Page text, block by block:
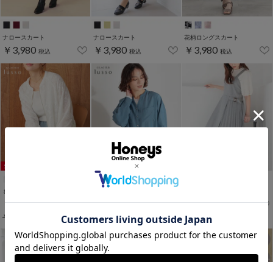
ナロースカート
￥3,980 税込
ナロースカート
￥3,980 税込
花柄ロングスカート
￥3,980 税込
８分袖レースブルゾン
￥3,980
￥5,980
￥3,980 税込 ￥3,980 税込